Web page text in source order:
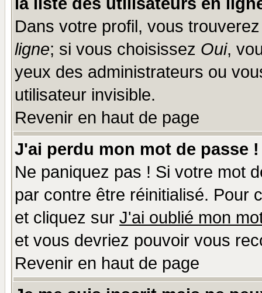
Dans votre profil, vous
ligne; si vous choisissez Oui,
yeux des administrateurs ou
utilisateur invisible.
Revenir en haut de page
J'ai perdu mon mot de passe !
Ne paniquez pas ! Si votre mot
par contre être réinitialisé. Pour
et cliquez sur J'ai oublié mon
et vous devriez pouvoir vous
Revenir en haut de page